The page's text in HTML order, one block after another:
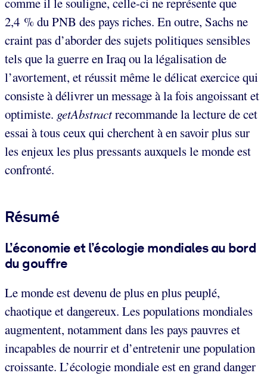
2,4 % du PNB des pays riches. En outre, Sachs ne
craint pas d’aborder des sujets politiques sensibles
tels que la guerre en Iraq ou la légalisation de
l’avortement, et réussit même le délicat exercice qui
consiste à délivrer un message à la fois angoissant et
optimiste. getAbstractrecommande la lecture de cet
essai à tous ceux qui cherchent à en savoir plus sur
les enjeux les plus pressants auxquels le monde est
confronté.
Résumé
L’économie et l’écologie mondiales au bord
du gouffre
Le monde est devenu de plus en plus peuplé,
chaotique et dangereux. Les populations mondiales
augmentent, notamment dans les pays pauvres et
incapables de nourrir et d’entretenir une population
croissante. L’écologie mondiale est en grand danger